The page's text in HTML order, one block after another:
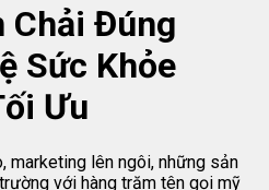
Chải Đúng
Sức Khỏe
Ưu
marketing lên ngôi, những sản
với hàng trăm tên gọi mỹ